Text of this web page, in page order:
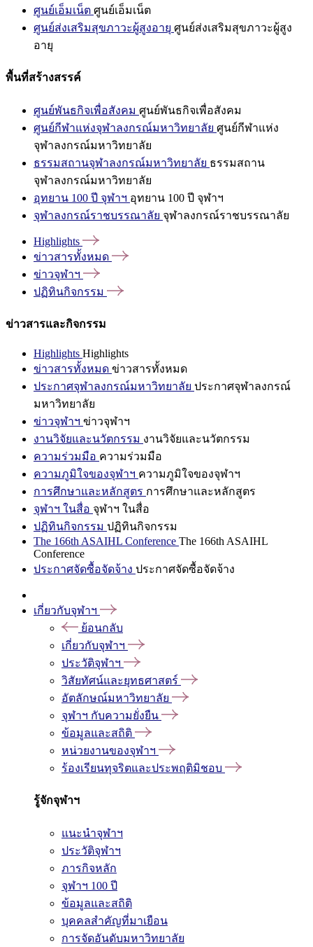
ศูนย์เอ็มเน็ต ศูนย์เอ็มเน็ต
ศูนย์ส่งเสริมสุขภาวะผู้สูงอายุ ศูนย์ส่งเสริมสุขภาวะผู้สูง
อายุ
พื้นที่สร้างสรรค์
ศูนย์พันธกิจเพื่อสังคม ศูนย์พันธกิจเพื่อสังคม
ศูนย์กีฬาแห่งจุฬาลงกรณ์มหาวิทยาลัย ศูนย์กีฬาแห่ง
จุฬาลงกรณ์มหาวิทยาลัย
ธรรมสถานจุฬาลงกรณ์มหาวิทยาลัย ธรรมสถาน
จุฬาลงกรณ์มหาวิทยาลัย
อุทยาน 100 ปี จุฬาฯ อุทยาน 100 ปี จุฬาฯ
จุฬาลงกรณ์ราชบรรณาลัย จุฬาลงกรณ์ราชบรรณาลัย
Highlights
ข่าวสารทั้งหมด
ข่าวจุฬาฯ
ปฏิทินกิจกรรม
ข่าวสารและกิจกรรม
Highlights Highlights
ข่าวสารทั้งหมด ข่าวสารทั้งหมด
ประกาศจุฬาลงกรณ์มหาวิทยาลัย ประกาศจุฬาลงกรณ์
มหาวิทยาลัย
ข่าวจุฬาฯ ข่าวจุฬาฯ
งานวิจัยและนวัตกรรม งานวิจัยและนวัตกรรม
ความร่วมมือ ความร่วมมือ
ความภูมิใจของจุฬาฯ ความภูมิใจของจุฬาฯ
การศึกษาและหลักสูตร การศึกษาและหลักสูตร
จุฬาฯ ในสื่อ จุฬาฯ ในสื่อ
ปฏิทินกิจกรรม ปฏิทินกิจกรรม
The 166th ASAIHL Conference The 166th ASAIHL
Conference
ประกาศจัดซื้อจัดจ้าง ประกาศจัดซื้อจัดจ้าง
เกี่ยวกับจุฬาฯ
ย้อนกลับ
เกี่ยวกับจุฬาฯ
ประวัติจุฬาฯ
วิสัยทัศน์และยุทธศาสตร์
อัตลักษณ์มหาวิทยาลัย
จุฬาฯ กับความยั่งยืน
ข้อมูลและสถิติ
หน่วยงานของจุฬาฯ
ร้องเรียนทุจริตและประพฤติมิชอบ
รู้จักจุฬาฯ
แนะนำจุฬาฯ
ประวัติจุฬาฯ
ภารกิจหลัก
จุฬาฯ 100 ปี
ข้อมูลและสถิติ
บุคคลสำคัญที่มาเยือน
การจัดอันดับมหาวิทยาลัย